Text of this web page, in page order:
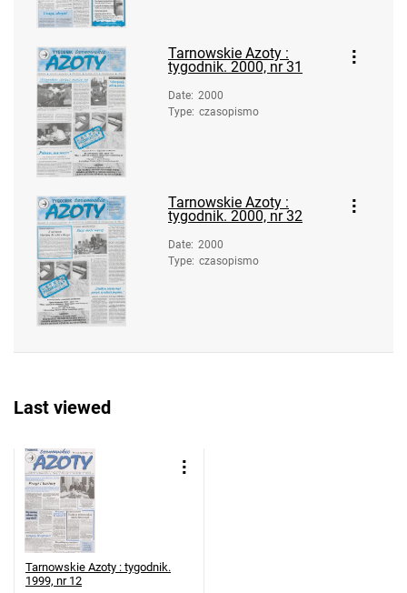
Tarnowskie Azoty : tygodnik. 1999, nr
Tarnowskie Azoty : tygodnik. 1999, nr
12
Tarnowskie Azoty : tygodnik. 1999, nr
13
Tarnowskie Azoty : tygodnik. 1999, nr
14
Tarnowskie Azoty : tygodnik. 1999, nr
15
Tarnowskie Azoty : tygodnik. 1999, nr
16
Tarnowskie Azoty : tygodnik. 1999, nr
17
19
20
Tarnowskie Azoty : tygodnik. 1999, nr
21
Tarnowskie Azoty : tygodnik. 1999, nr
22
Tarnowskie Azoty : tygodnik. 1999, nr
Tarnowskie Azoty :
tygodnik. 2000, nr 31
Date: 2000
Type: czasopismo
Tarnowskie Azoty :
tygodnik. 2000, nr 32
Date: 2000
Type: czasopismo
Last viewed
Tarnowskie Azoty : tygodnik.
1999, nr 12